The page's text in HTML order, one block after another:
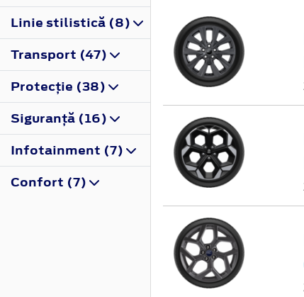
Linie stilistică (8)
Transport (47)
Protecţie (38)
Siguranţă (16)
Infotainment (7)
Confort (7)